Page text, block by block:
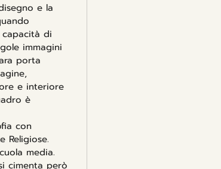
e la
capacità di
immagini
porta
e interiore
è
con
Religiose.
media.
cimenta però